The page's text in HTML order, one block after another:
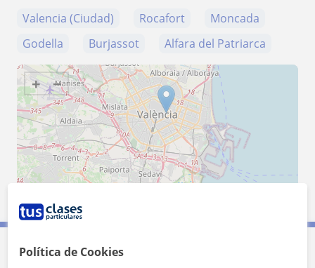
Valencia (Ciudad)
Rocafort
Moncada
Godella
Burjassot Alfara del Patriarca
+ −
Política de Cookies